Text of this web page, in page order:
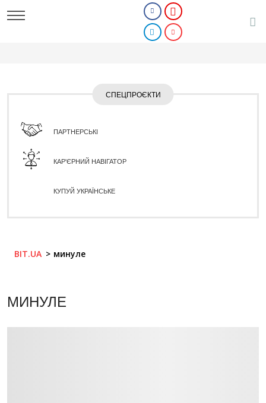
СПЕЦПРОЄКТИ
ПАРТНЕРСЬКІ
КАР'ЄРНИЙ НАВІГАТОР
КУПУЙ УКРАЇНСЬКЕ
BIT.UA минуле
МИНУЛЕ